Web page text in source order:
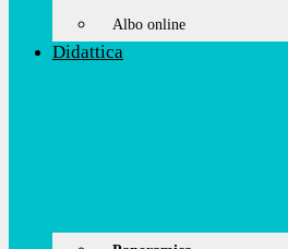
Albo online
Didattica